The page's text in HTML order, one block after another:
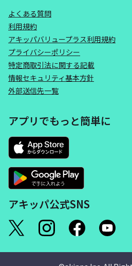
よくある質問
利用規約
アキッパバリュープラス利用規約
プライバシーポリシー
特定商取引法に関する記載
情報セキュリティ基本方針
外部送信先一覧
アプリでもっと簡単に
アキッパ公式SNS